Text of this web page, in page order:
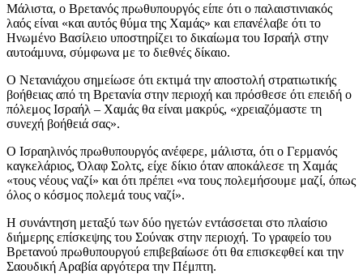
Μάλιστα, ο Βρετανός πρωθυπουργός είπε ότι ο παλαιστινιακός
λαός είναι «και αυτός θύμα της Χαμάς» και επανέλαβε ότι το
Ηνωμένο Βασίλειο υποστηρίζει το δικαίωμα του Ισραήλ στην
αυτοάμυνα, σύμφωνα με το διεθνές δίκαιο.
Ο Νετανιάχου σημείωσε ότι εκτιμά την αποστολή στρατιωτικής
βοήθειας από τη Βρετανία στην περιοχή και πρόσθεσε ότι επειδή ο
πόλεμος Ισραήλ – Χαμάς θα είναι μακρύς, «χρειαζόμαστε τη
συνεχή βοήθειά σας».
Ο Ισραηλινός πρωθυπουργός ανέφερε, μάλιστα, ότι ο Γερμανός
καγκελάριος, Όλαφ Σολτς, είχε δίκιο όταν αποκάλεσε τη Χαμάς
«τους νέους ναζί» και ότι πρέπει «να τους πολεμήσουμε μαζί, όπως
όλος ο κόσμος πολεμά τους ναζί».
Η συνάντηση μεταξύ των δύο ηγετών εντάσσεται στο πλαίσιο
διήμερης επίσκεψης του Σούνακ στην περιοχή. Το γραφείο του
Βρετανού πρωθυπουργού επιβεβαίωσε ότι θα επισκεφθεί και την
Σαουδική Αραβία αργότερα την Πέμπτη.